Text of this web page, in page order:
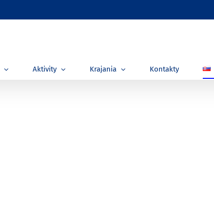
Aktivity Krajania Kontakty